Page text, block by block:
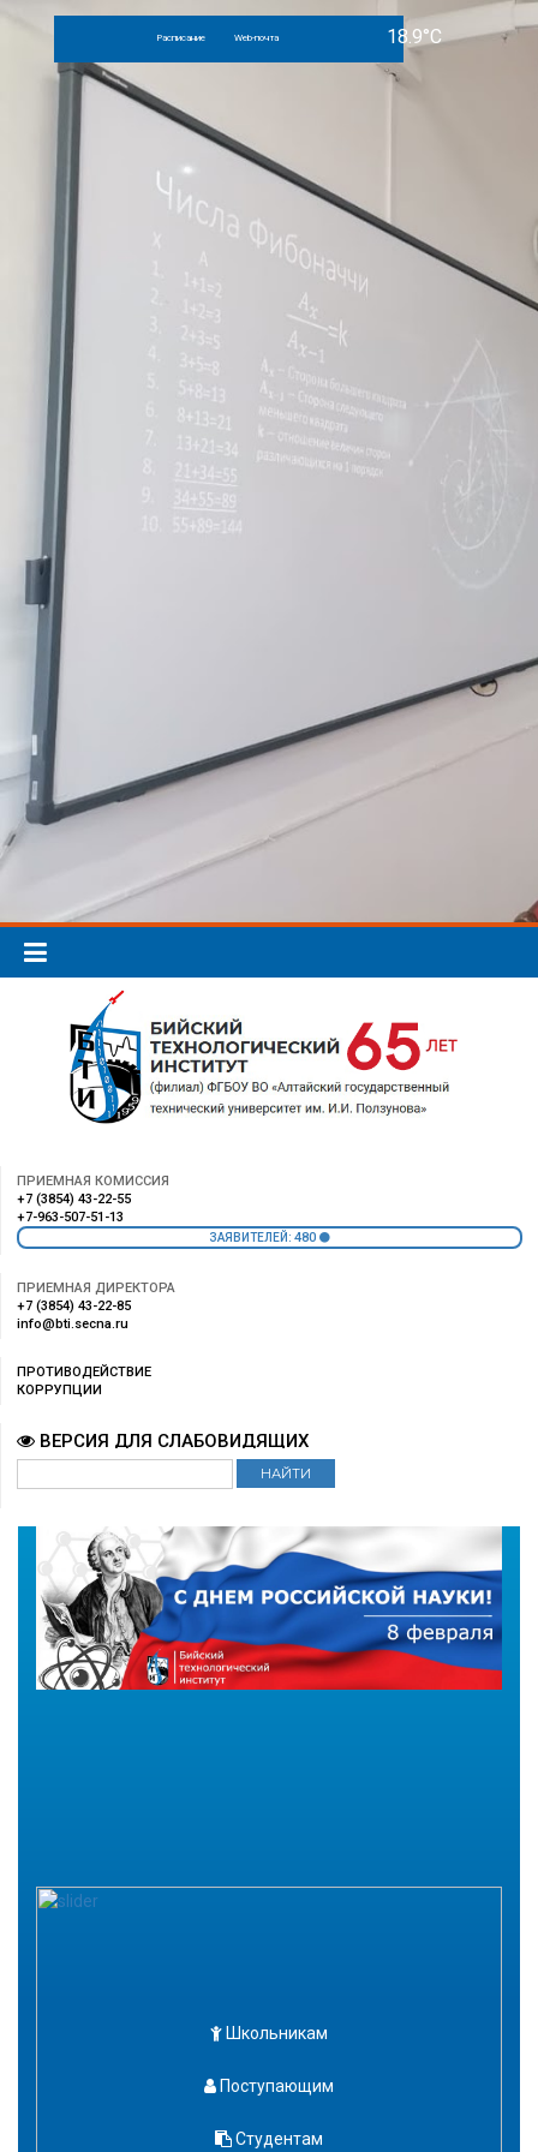
Расписание Web-почта
ПРИЕМНАЯ КОМИССИЯ
+7 (3854) 43-22-55
+7-963-507-51-13
ЗАЯВИТЕЛЕЙ: 480
ПРИЕМНАЯ ДИРЕКТОРА
+7 (3854) 43-22-85
info@bti.secna.ru
ПРОТИВОДЕЙСТВИЕ
КОРРУПЦИИ
ВЕРСИЯ ДЛЯ СЛАБОВИДЯЩИХ
Школьникам
Поступающим
Студентам